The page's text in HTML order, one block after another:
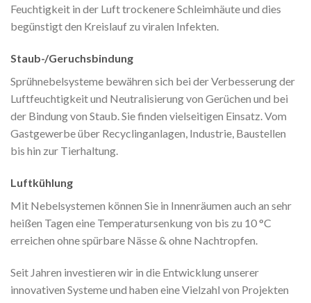
Feuchtigkeit in der Luft trockenere Schleimhäute und dies
begünstigt den Kreislauf zu viralen Infekten.
Staub-/Geruchsbindung
Sprühnebelsysteme bewähren sich bei der Verbesserung der
Luftfeuchtigkeit und Neutralisierung von Gerüchen und bei
der Bindung von Staub. Sie finden vielseitigen Einsatz. Vom
Gastgewerbe über Recyclinganlagen, Industrie, Baustellen
bis hin zur Tierhaltung.
Luftkühlung
Mit Nebelsystemen können Sie in Innenräumen auch an sehr
heißen Tagen eine Temperatursenkung von bis zu 10 °C
erreichen ohne spürbare Nässe & ohne Nachtropfen.
Seit Jahren investieren wir in die Entwicklung unserer
innovativen Systeme und haben eine Vielzahl von Projekten